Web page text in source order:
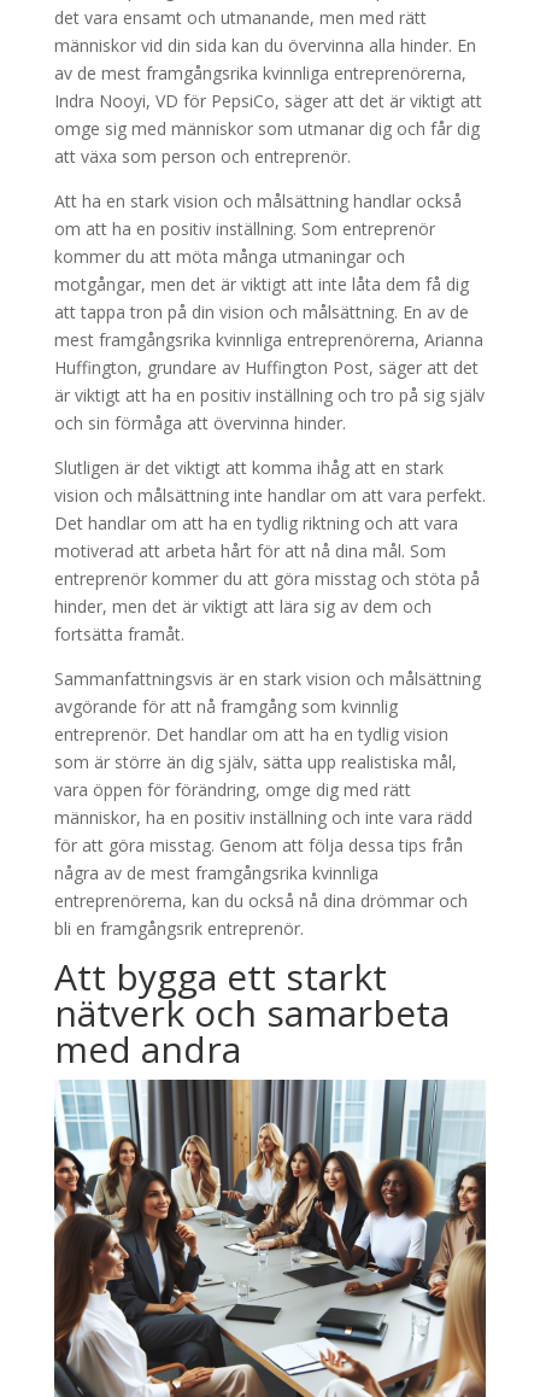
det vara ensamt och utmanande, men med rätt
människor vid din sida kan du övervinna alla hinder. En
av de mest framgångsrika kvinnliga entreprenörerna,
Indra Nooyi, VD för PepsiCo, säger att det är viktigt att
omge sig med människor som utmanar dig och får dig
att växa som person och entreprenör.
Att ha en stark vision och målsättning handlar också
om att ha en positiv inställning. Som entreprenör
kommer du att möta många utmaningar och
motgångar, men det är viktigt att inte låta dem få dig
att tappa tron på din vision och målsättning. En av de
mest framgångsrika kvinnliga entreprenörerna, Arianna
Huffington, grundare av Huffington Post, säger att det
är viktigt att ha en positiv inställning och tro på sig själv
och sin förmåga att övervinna hinder.
Slutligen är det viktigt att komma ihåg att en stark
vision och målsättning inte handlar om att vara perfekt.
Det handlar om att ha en tydlig riktning och att vara
motiverad att arbeta hårt för att nå dina mål. Som
entreprenör kommer du att göra misstag och stöta på
hinder, men det är viktigt att lära sig av dem och
fortsätta framåt.
Sammanfattningsvis är en stark vision och målsättning
avgörande för att nå framgång som kvinnlig
entreprenör. Det handlar om att ha en tydlig vision
som är större än dig själv, sätta upp realistiska mål,
vara öppen för förändring, omge dig med rätt
människor, ha en positiv inställning och inte vara rädd
för att göra misstag. Genom att följa dessa tips från
några av de mest framgångsrika kvinnliga
entreprenörerna, kan du också nå dina drömmar och
bli en framgångsrik entreprenör.
Att bygga ett starkt
nätverk och samarbeta
med andra